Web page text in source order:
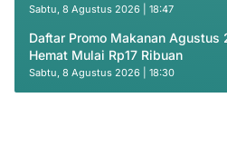
Sabtu, 8 Agustus 2026 | 18:47
Daftar Promo Makanan
Hemat Mulai Rp17 Ribuan
Sabtu, 8 Agustus 2026 | 18:30